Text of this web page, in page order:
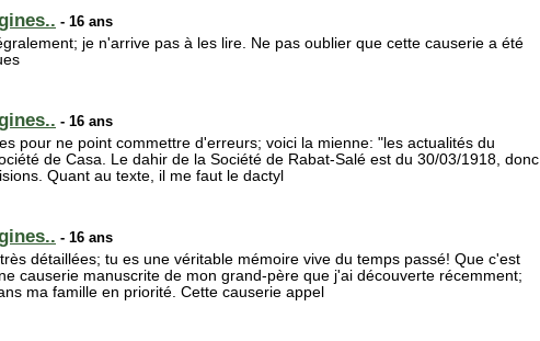
- 16 ans
je n'arrive pas à les lire. Ne pas oublier que cette causerie a été
- 16 ans
pour ne point commettre d'erreurs; voici la mienne: "les actualités du
de Casa. Le dahir de la Société de Rabat-Salé est du 30/03/1918, donc
Quant au texte, il me faut le dactyl
- 16 ans
détaillées; tu es une véritable mémoire vive du temps passé! Que c'est
causerie manuscrite de mon grand-père que j'ai découverte récemment;
ma famille en priorité. Cette causerie appel